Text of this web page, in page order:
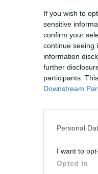
If you wish to
sensitive
confirm your
continue seeing
information
further
participants.
Downstream
Personal
I want to
Opted In
τα εισοδηματικά